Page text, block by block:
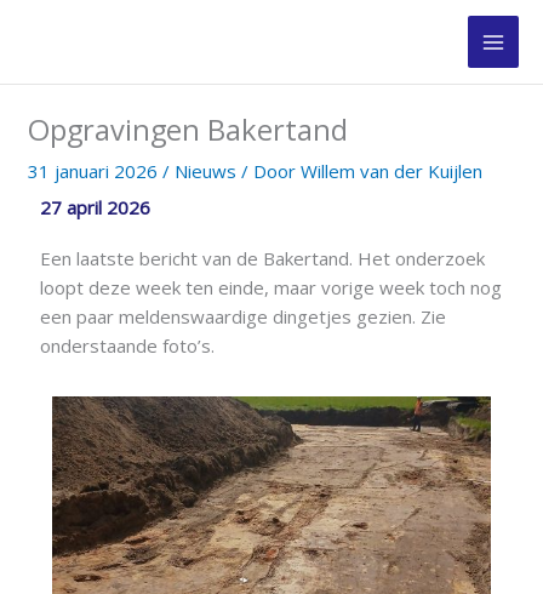
Opgravingen Bakertand
31 januari 2026/ Nieuws / DoorWillem van der Kuijlen
27 april 2026
Een laatste bericht van de Bakertand. Het onderzoek
loopt deze week ten einde, maar vorige week toch nog
een paar meldenswaardige dingetjes gezien. Zie
onderstaande foto’s.